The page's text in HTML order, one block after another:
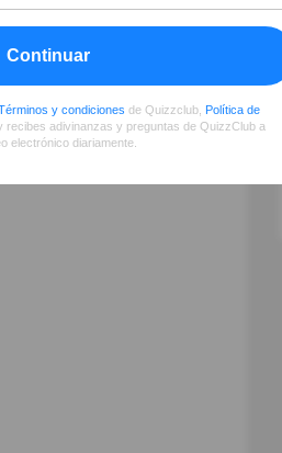
Continuar
y condiciones de Quizzclub, Política de
recibes adivinanzas y preguntas de QuizzClub a
electrónico diariamente.